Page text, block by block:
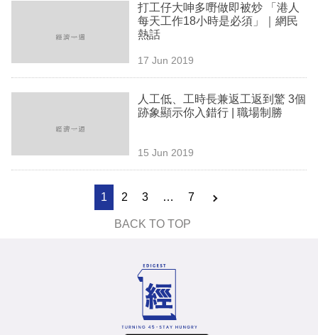
打工仔大呻多嘢做即被炒 「港人
每天工作18小時是必須」｜網民
熱話
17 Jun 2019
人工低、工時長兼返工返到驚 3個
跡象顯示你入錯行 | 職場制勝
15 Jun 2019
1 2 3 … 7
BACK TO TOP